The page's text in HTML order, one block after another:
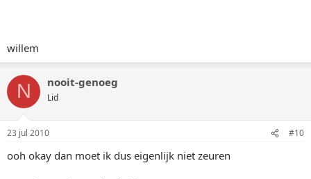
willem
N nooit-genoeg
Lid
23 jul 2010 #10
ooh okay dan moet ik dus eigenlijk niet zeuren